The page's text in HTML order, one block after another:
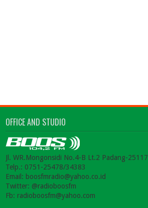
OFFICE AND STUDIO
Jl. WR.Mongonsidi No.4-B Lt.2 Padang-25117
Telp.: 0751-25478/34383
Email: boosfmradio@yahoo.co.id
Twitter: @radioboosfm
Fb: radioboosfm@yahoo.com